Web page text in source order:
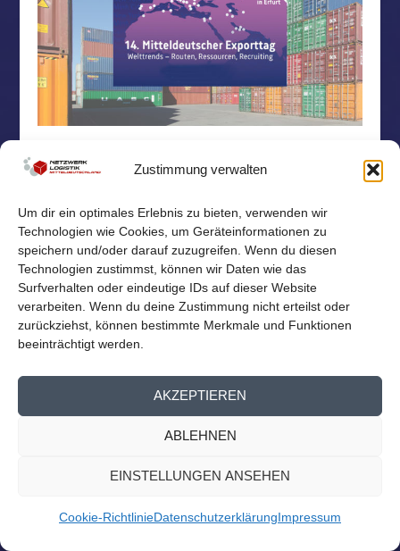
Zustimmung verwalten
Um dir ein optimales Erlebnis zu bieten, verwenden wir
Technologien wie Cookies, um Geräteinformationen zu
speichern und/oder darauf zuzugreifen. Wenn du diesen
Technologien zustimmst, können wir Daten wie das
Surfverhalten oder eindeutige IDs auf dieser Website
verarbeiten. Wenn du deine Zustimmung nicht erteilst oder
zurückziehst, können bestimmte Merkmale und Funktionen
beeinträchtigt werden.
AKZEPTIEREN
ABLEHNEN
EINSTELLUNGEN ANSEHEN
Cookie-RichtlinieDatenschutzerklärungImpressum
MITTELDEUTSCHEN EXPORTTAG
Homepage
Logistiknetzwerk beim Mitteldeutschen Exporttag Am
13. September findet der 14. Mitteldeutsche...
WEITERLESEN